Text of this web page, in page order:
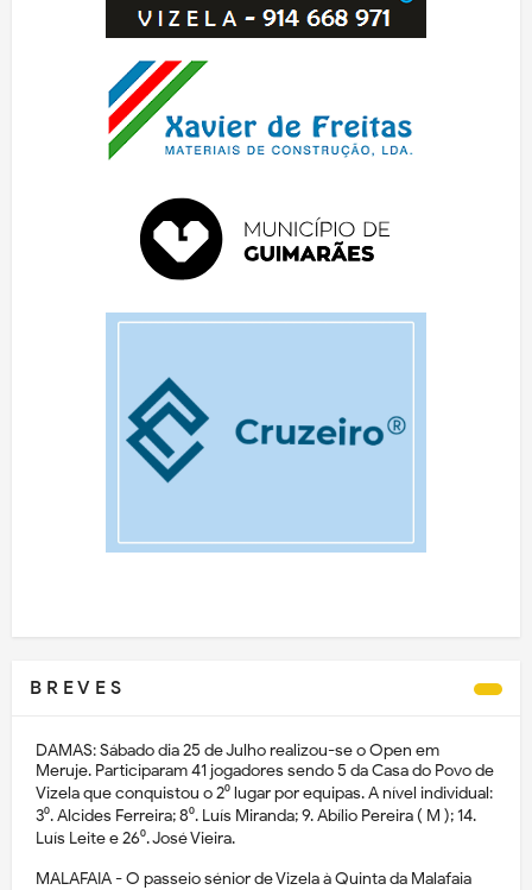
B R E V E S
DAMAS: Sábado dia 25 de Julho realizou-se o Open em
Meruje. Participaram 41 jogadores sendo 5 da Casa do Povo de
Vizela que conquistou o 2⁰ lugar por equipas. A nível individual:
3⁰. Alcides Ferreira; 8⁰. Luís Miranda; 9. Abílio Pereira ( M ); 14.
Luís Leite e 26⁰. José Vieira.
MALAFAIA - O passeio sénior de Vizela à Quinta da Malafaia